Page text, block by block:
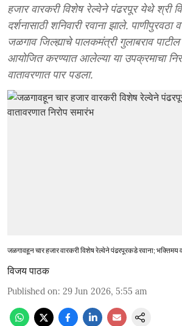
हजार वारकरी विशेष रेल्वेने पंढरपूर येथे श्री
दर्शनासाठी शनिवारी रवाना झाले.
जळगाव जिल्ह्याचे पालकमंत्री गुलाबराव पाटील
आयोजित करण्यात आलेल्या या उपक्रमाचा
वातावरणात पार पडला.
जळगावहून चार हजार वारकरी विशेष रेल्वेने पंढरपूरकडे रवाना; भक्तिमय
विजय पाठक
Published on: 29 Jun 2026, 5:55 am